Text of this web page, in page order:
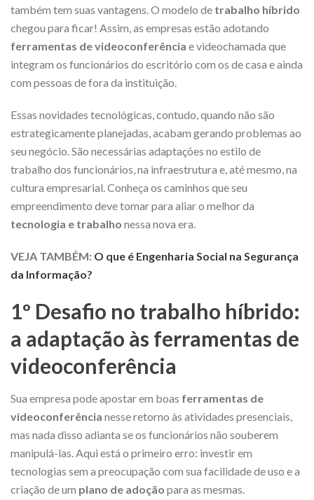
também tem suas vantagens. O modelo de trabalho híbrido
chegou para ficar! Assim, as empresas estão adotando
ferramentas de videoconferência e videochamada que
integram os funcionários do escritório com os de casa e ainda
com pessoas de fora da instituição.
Essas novidades tecnológicas, contudo, quando não são
estrategicamente planejadas, acabam gerando problemas ao
seu negócio. São necessárias adaptações no estilo de
trabalho dos funcionários, na infraestrutura e, até mesmo, na
cultura empresarial. Conheça os caminhos que seu
empreendimento deve tomar para aliar o melhor da
tecnologia e trabalho nessa nova era.
VEJA TAMBÉM: O que é Engenharia Social na Segurança
da Informação?
1º Desafio no trabalho híbrido:
a adaptação às ferramentas de
videoconferência
Sua empresa pode apostar em boas ferramentas de
videoconferência nesse retorno às atividades presenciais,
mas nada disso adianta se os funcionários não souberem
manipulá-las. Aqui está o primeiro erro: investir em
tecnologias sem a preocupação com sua facilidade de uso e a
criação de um plano de adoção para as mesmas.